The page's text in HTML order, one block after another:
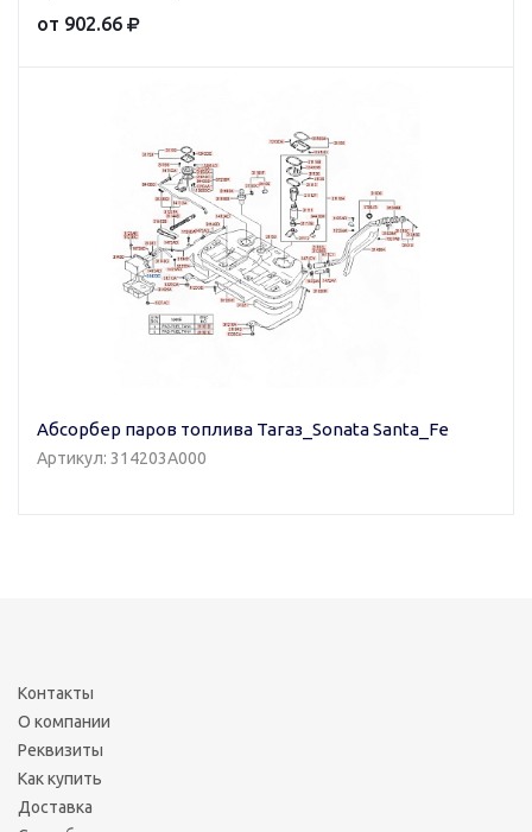
от 902.66
Абсорбер паров топлива Тагаз_Sonata Santa_Fe
Артикул: 314203A000
Контакты
О компании
Реквизиты
Как купить
Доставка